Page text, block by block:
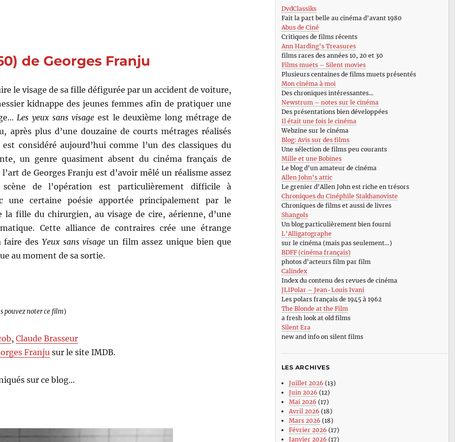
de Georges Franju
le visage de sa fille défigurée par un accident de voiture,
kidnappe des jeunes femmes afin de pratiquer une
Les yeux sans visage est le deuxième long métrage de
après plus d’une douzaine de courts métrages réalisés
considéré aujourd’hui comme l’un des classiques du
un genre quasiment absent du cinéma français de
de Georges Franju est d’avoir mêlé un réalisme assez
de l’opération est particulièrement difficile à
une certaine poésie apportée principalement par le
la fille du chirurgien, au visage de cire, aérienne, d’une
Cette alliance de contraires crée une étrange
faire des Yeux sans visage un film assez unique bien que
au moment de sa sortie.
pouvez noter ce film)
,Claude Brasseur
Franju sur le site IMDB.
sur ce blog…
DvdClassiks
Fait la part belle au cinéma d’avant 1980
Abus de Ciné
Critiques de films récents
Ann Harding’s Treasures
films rares des années 10, 20 et 30
Films muets – Silent movies
Plusieurs centaines de films muets présentés
Mon cinéma à moi
Des chroniques intéressantes…
Newstrum – notes sur le cinéma
Des présentations bien développées
Il était une fois le cinéma
Webzine sur le cinéma
Blog: Avis sur des films
Une sélection de films peu courants
Mille et une Bobines
Le blog d’un amateur de cinéma
Allen John’s attic
Le grenier d’Allen John est riche en trésors
Chroniques du Cinéphile Stakhanoviste
Chroniques de films et aussi de livres
Shangols
Un blog particulièrement bien fourni
L’Alligatographe
sur le cinéma (mais pas seulement…)
BDFF (cinéma français)
photos d’acteurs film par film
Calindex
Index du contenu des revues de cinéma
JLIPolar – Jean-Louis Ivani
Les polars français de 1945 à 1962
The Blonde at the Film
a fresh look at old films
Silent Era
new and info on silent films
LES ARCHIVES
Juillet 2026 (13)
Juin 2026 (12)
Mai 2026 (17)
Avril 2026 (18)
Mars 2026 (18)
Février 2026 (17)
Janvier 2026 (17)